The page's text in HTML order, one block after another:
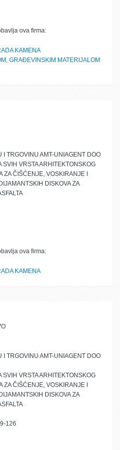
ova firma:
KAMENA
GRAĐEVINSKIM MATERIJALOM
I TRGOVINU AMT-UNIAGENT DOO
VRSTA ARHITEKTONSKOG
ZA ČIŠĆENJE, VOSKIRANJE I
DISKOVA ZA
ova firma:
KAMENA
I TRGOVINU AMT-UNIAGENT DOO
VRSTA ARHITEKTONSKOG
ZA ČIŠĆENJE, VOSKIRANJE I
DISKOVA ZA
126